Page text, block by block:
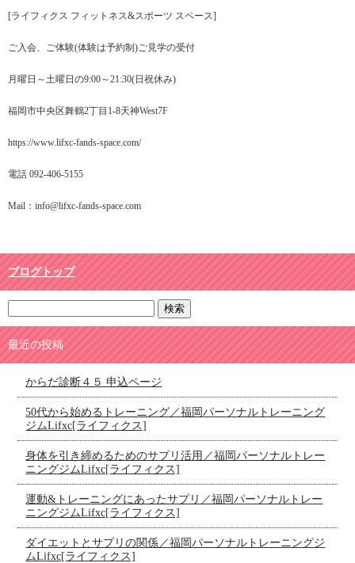
[ライフィクス フィットネス&スポーツ スペース]
ご入会、ご体験(体験は予約制)ご見学の受付
月曜日～土曜日の9:00～21:30(日祝休み)
福岡市中央区舞鶴2丁目1-8天神West7F
https://www.lifxc-fands-space.com/
電話 092-406-5155
Mail：info@lifxc-fands-space.com
ブログトップ
最近の投稿
からだ診断４５ 申込ページ
50代から始めるトレーニング／福岡パーソナルトレーニング
ジムLifxc[ライフィクス]
身体を引き締めるためのサプリ活用／福岡パーソナルトレー
ニングジムLifxc[ライフィクス]
運動&トレーニングにあったサプリ／福岡パーソナルトレー
ニングジムLifxc[ライフィクス]
ダイエットとサプリの関係／福岡パーソナルトレーニングジ
ムLifxc[ライフィクス]